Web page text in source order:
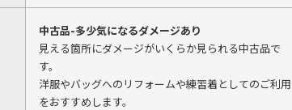
中古品-多少気になるダメージあり
見える箇所にダメージがいくらか見られる中古品で
す。
洋服やバッグへのリフォームや練習着としてのご利用
をおすすめします。